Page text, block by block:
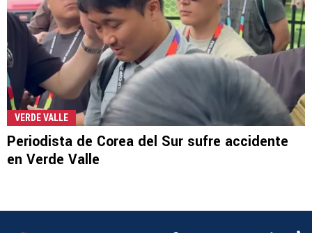
VERDE VALLE
Periodista de Corea del Sur sufre accidente
en Verde Valle